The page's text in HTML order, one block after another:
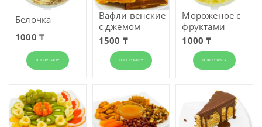
Белочка
1000 ₸
В КОРЗИНУ
Вафли венские
с джемом
1500 ₸
В КОРЗИНУ
Мороженое с
фруктами
1000 ₸
В КОРЗИНУ